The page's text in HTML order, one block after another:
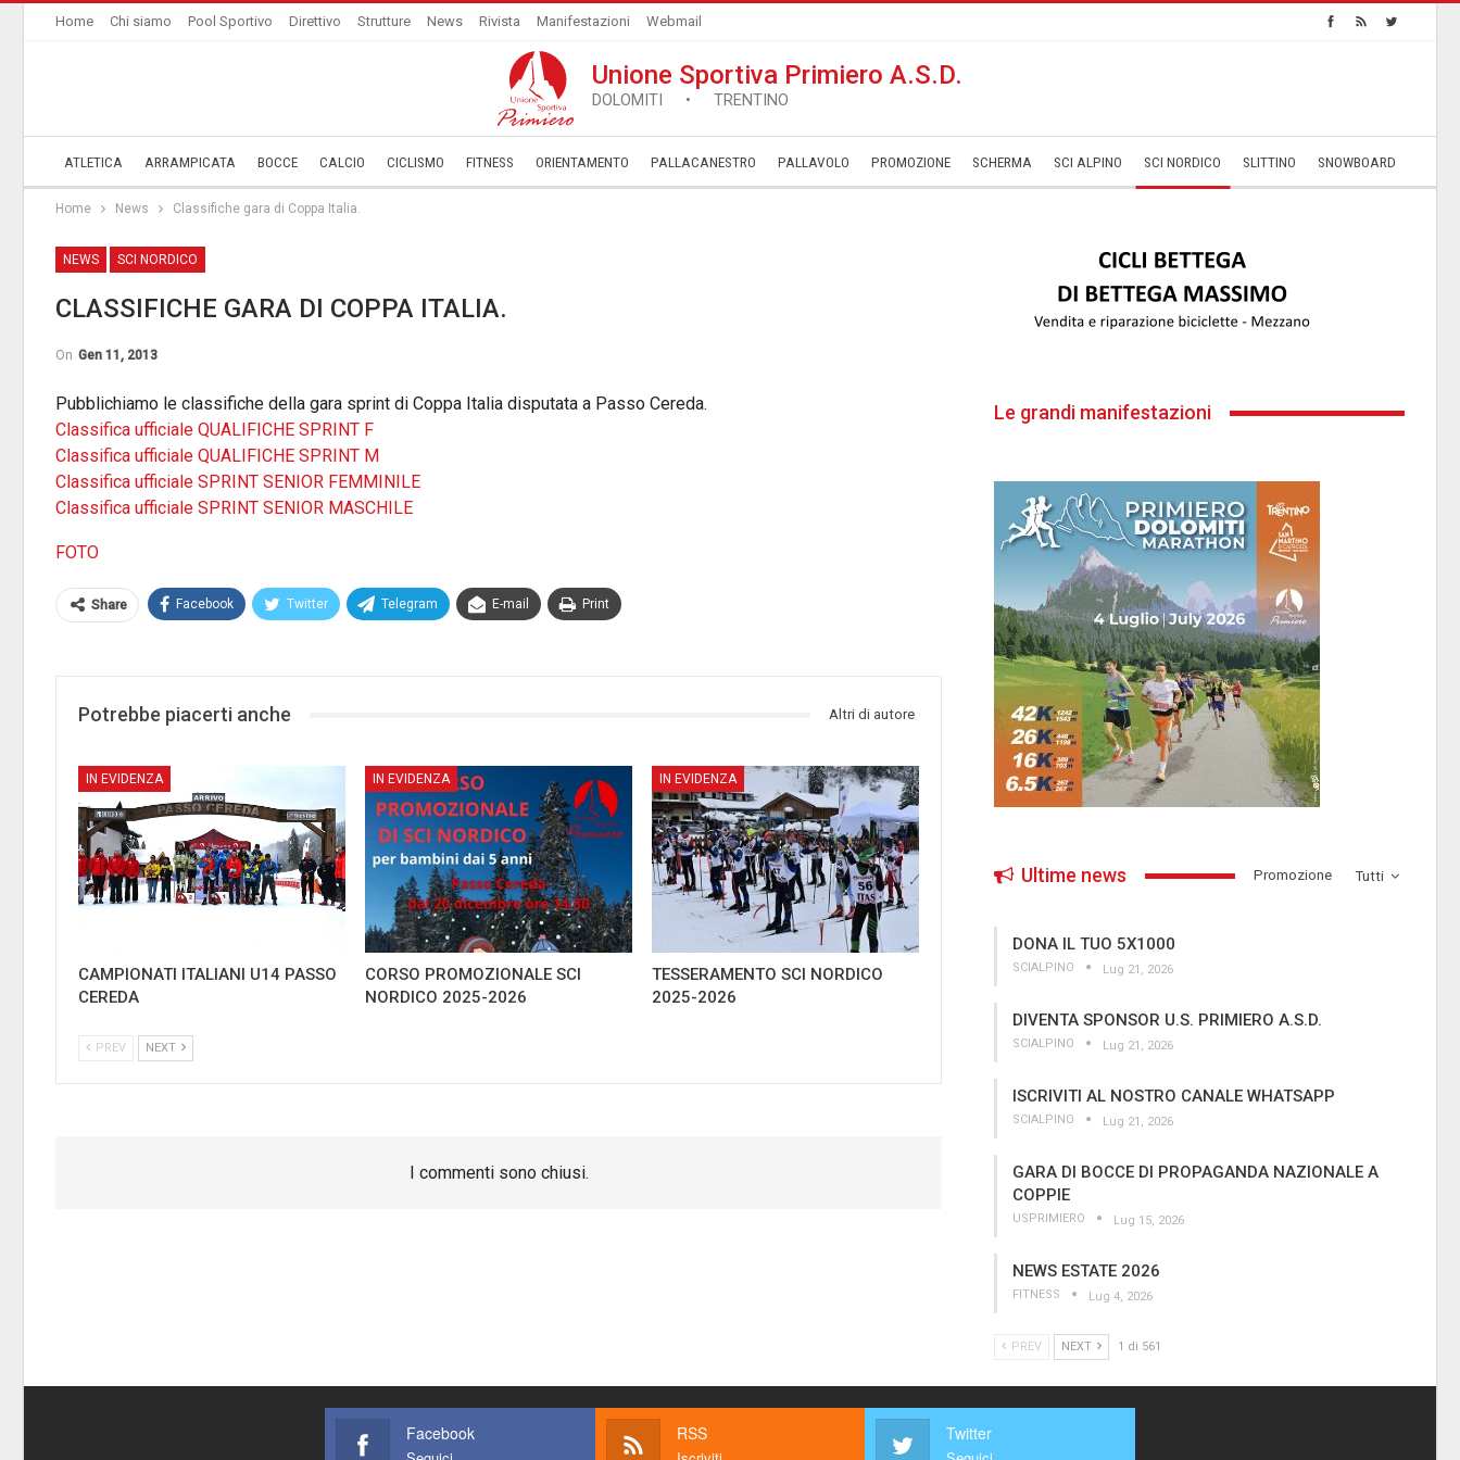
Home Chi siamo Pool Sportivo Direttivo Strutture News Rivista Manifestazioni Webmail
Unione Sportiva Primiero A.S.D.
DOLOMITI • TRENTINO
ATLETICA ARRAMPICATA BOCCE CALCIO CICLISMO FITNESS ORIENTAMENTO PALLACANESTRO PALLAVOLO ­PROMOZIONE SCHERMA SCI ALPINO SCI NORDICO SLITTINO SNOWBOARD
Home News Classifiche gara di Coppa Italia.
NEWS SCI NORDICO
CLASSIFICHE GARA DI COPPA ITALIA.
On Gen 11, 2013
Pubblichiamo le classifiche della gara sprint di Coppa Italia disputata a Passo Cereda.
Classifica ufficiale QUALIFICHE SPRINT F
Classifica ufficiale QUALIFICHE SPRINT M
Classifica ufficiale SPRINT SENIOR FEMMINILE
Classifica ufficiale SPRINT SENIOR MASCHILE
FOTO
Share Facebook Twitter Telegram E-mail Print
Potrebbe piacerti anche Altri di autore
IN EVIDENZA
CAMPIONATI ITALIANI U14 PASSO
CEREDA
IN EVIDENZA
CORSO PROMOZIONALE SCI
NORDICO 2025-2026
IN EVIDENZA
TESSERAMENTO SCI NORDICO
2025-2026
PREV NEXT
I commenti sono chiusi.
Le grandi manifestazioni
Tutti
Ultime news ­Promozione
DONA IL TUO 5X1000
SCIALPINO Lug 21, 2026
DIVENTA SPONSOR U.S. PRIMIERO A.S.D.
SCIALPINO Lug 21, 2026
ISCRIVITI AL NOSTRO CANALE WHATSAPP
SCIALPINO Lug 21, 2026
GARA DI BOCCE DI PROPAGANDA NAZIONALE A
COPPIE
USPRIMIERO Lug 15, 2026
NEWS ESTATE 2026
FITNESS Lug 4, 2026
PREV NEXT 1 di 561
Facebook RSS Twitter